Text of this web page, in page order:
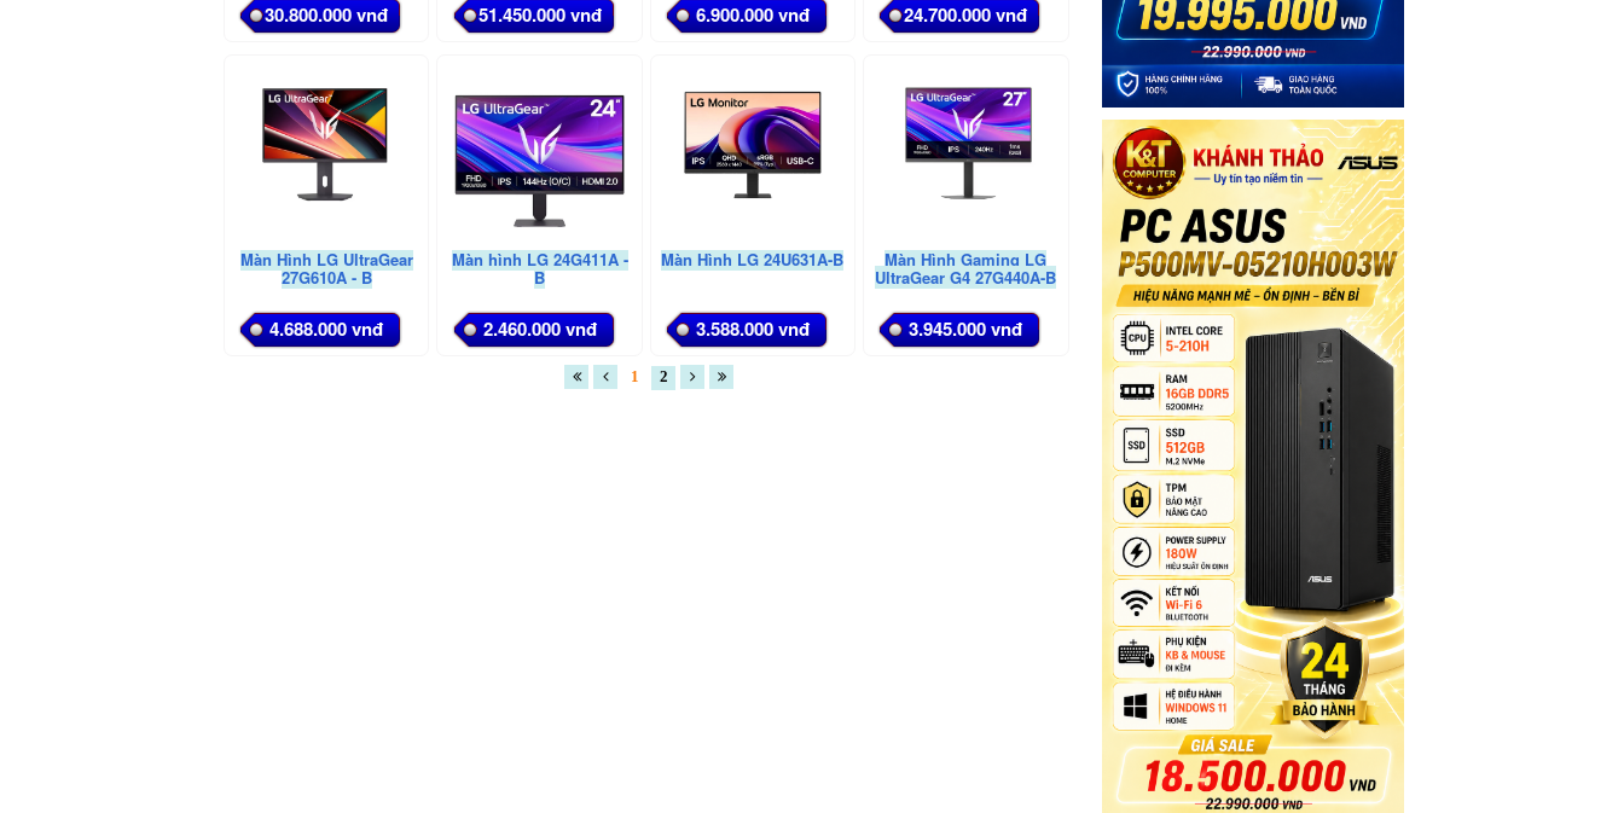
30.800.000 vnđ 51.450.000 vnđ 6.900.000 vnđ 24.700.000 vnđ
Màn Hình LG UltraGear
27G610A - B
4.688.000 vnđ
Màn hình LG 24G411A -
B
2.460.000 vnđ
Màn Hình LG 24U631A-B
3.588.000 vnđ
Màn Hình Gaming LG
UltraGear G4 27G440A-B
3.945.000 vnđ
1 2